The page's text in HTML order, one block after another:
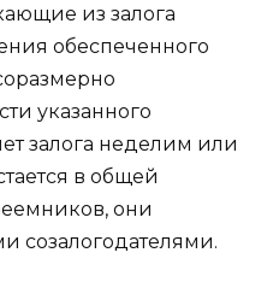
из залога
обеспеченного
указанного
залога неделим или
в общей
они
созалогодателями.